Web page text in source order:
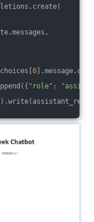
0
"role" :